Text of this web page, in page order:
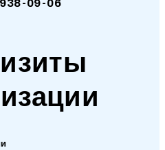
09-06